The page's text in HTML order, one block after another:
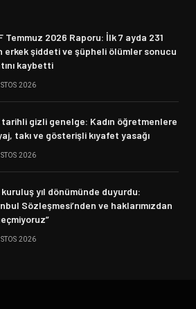
Temmuz 2026 Raporu: İlk 7 ayda 231
erkek şiddeti ve şüpheli ölümler sonucu
kaybetti
2026
tarihli gizli genelge: Kadın öğretmenlere
takı ve gösterişli kıyafet yasağı
2026
kuruluş yıl dönümünde duyurdu:
Sözleşmesi’nden ve haklarımızdan
2026